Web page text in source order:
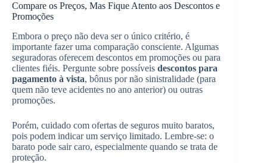
Compare os Preços, Mas Fique Atento aos Descontos e
Promoções
Embora o preço não deva ser o único critério, é
importante fazer uma comparação consciente. Algumas
seguradoras oferecem descontos em promoções ou para
clientes fiéis. Pergunte sobre possíveis descontos para
pagamento à vista, bônus por não sinistralidade (para
quem não teve acidentes no ano anterior) ou outras
promoções.
Porém, cuidado com ofertas de seguros muito baratos,
pois podem indicar um serviço limitado. Lembre-se: o
barato pode sair caro, especialmente quando se trata de
proteção.